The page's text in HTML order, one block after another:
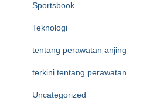
Sportsbook
Teknologi
tentang perawatan anjing
terkini tentang perawatan
Uncategorized